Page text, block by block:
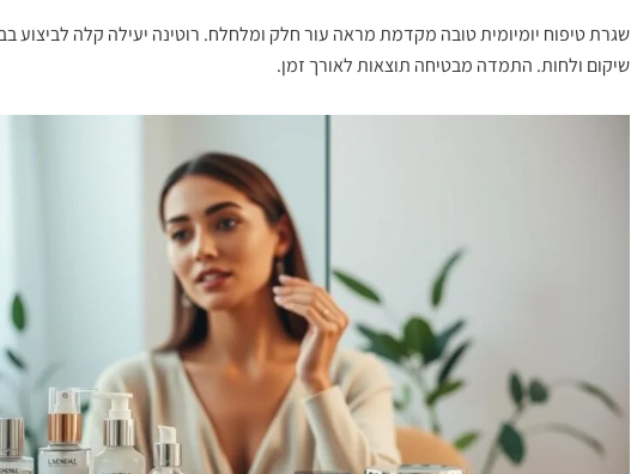
שגרת טיפוח יומיומית טובה מקדמת מראה עור חלק ומלחלח. רוטינה יעילה קלה לביצוע
שיקום ולחות. התמדה מבטיחה תוצאות לאורך זמן.